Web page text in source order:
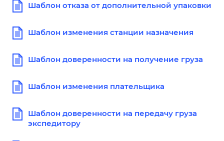
Шаблон отказа от дополнительной упаковки
Шаблон изменения станции назначения
Шаблон доверенности на получение груза
Шаблон изменения плательщика
Шаблон доверенности на передачу груза
экспедитору